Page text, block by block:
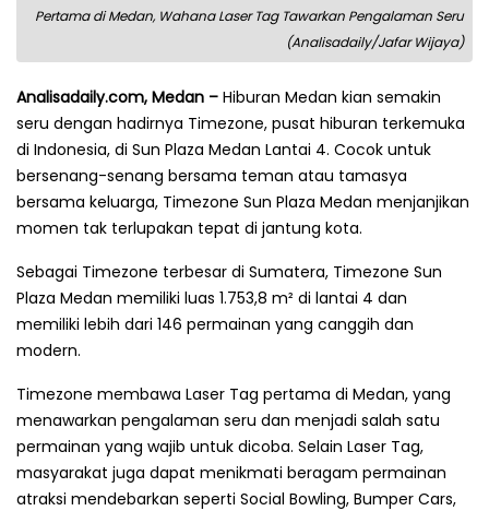
Pertama di Medan, Wahana Laser Tag Tawarkan Pengalaman Seru
(Analisadaily/Jafar Wijaya)
Analisadaily.com, Medan – Hiburan Medan kian semakin
seru dengan hadirnya Timezone, pusat hiburan terkemuka
di Indonesia, di Sun Plaza Medan Lantai 4. Cocok untuk
bersenang-senang bersama teman atau tamasya
bersama keluarga, Timezone Sun Plaza Medan menjanjikan
momen tak terlupakan tepat di jantung kota.
Sebagai Timezone terbesar di Sumatera, Timezone Sun
Plaza Medan memiliki luas 1.753,8 m² di lantai 4 dan
memiliki lebih dari 146 permainan yang canggih dan
modern.
Timezone membawa Laser Tag pertama di Medan, yang
menawarkan pengalaman seru dan menjadi salah satu
permainan yang wajib untuk dicoba. Selain Laser Tag,
masyarakat juga dapat menikmati beragam permainan
atraksi mendebarkan seperti Social Bowling, Bumper Cars,